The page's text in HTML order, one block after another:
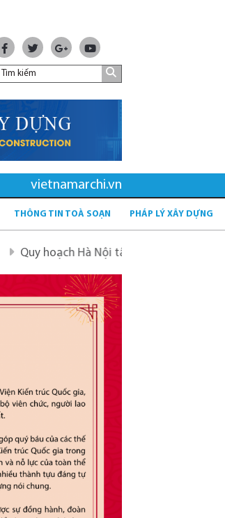
vietnamarchi.vn
THÔNG TIN TOÀ SOẠN PHÁP LÝ XÂY DỰNG
Hà Nội tầm nhìn 100 năm